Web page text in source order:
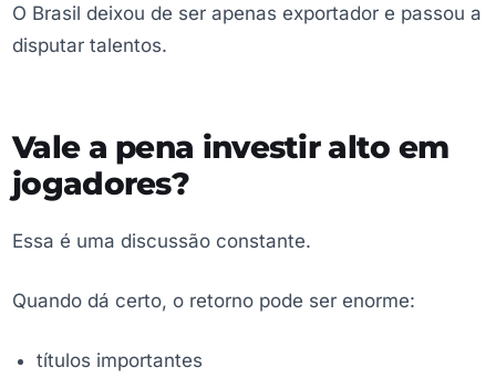
O Brasil deixou de ser apenas exportador e passou a
disputar talentos.
Vale a pena investir alto em
jogadores?
Essa é uma discussão constante.
Quando dá certo, o retorno pode ser enorme:
títulos importantes